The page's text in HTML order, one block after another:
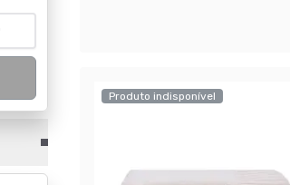
Produto indisponível